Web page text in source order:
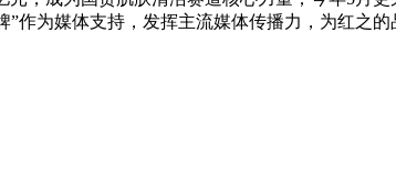
作为媒体支持，发挥主流媒体传播力，为红之